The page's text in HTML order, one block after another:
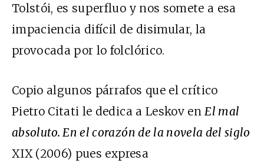
Tolstói, es superfluo y nos somete a esa
impaciencia difícil de disimular, la
provocada por lo folclórico.
Copio algunos párrafos que el crítico
Pietro Citati le dedica a Leskov enEl mal
absoluto. En el corazón de la novela del siglo
XIX (2006) pues expresa